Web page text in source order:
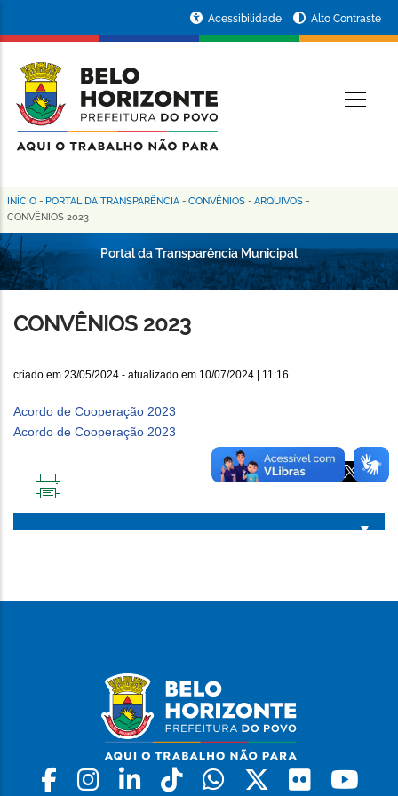
conteúdo
principal
da
Prefeitura
de
Horizonte
Acessibilidade Alto Contraste
Trilha
de
navegação
INÍCIO - PORTAL DA TRANSPARÊNCIA - CONVÊNIOS - ARQUIVOS -
CONVÊNIOS 2023
Portal da Transparência Municipal
CONVÊNIOS 2023
criado em 23/05/2024 - atualizado em 10/07/2024 | 11:16
Acordo de Cooperação 2023
Acordo de Cooperação 2023
PÁGINA
Facebook
Instagram
LinkedinTiktokWhatsapp
X Flickr